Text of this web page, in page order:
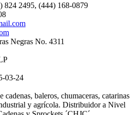
824 2495, (444) 168-0879
Negras No. 4311
03-24
cadenas, baleros, chumaceras, catarinas
y agrícola. Distribuidor a Nivel